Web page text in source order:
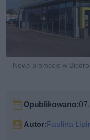
Nowe promocje w
Opublikowano:
Autor: Paulina